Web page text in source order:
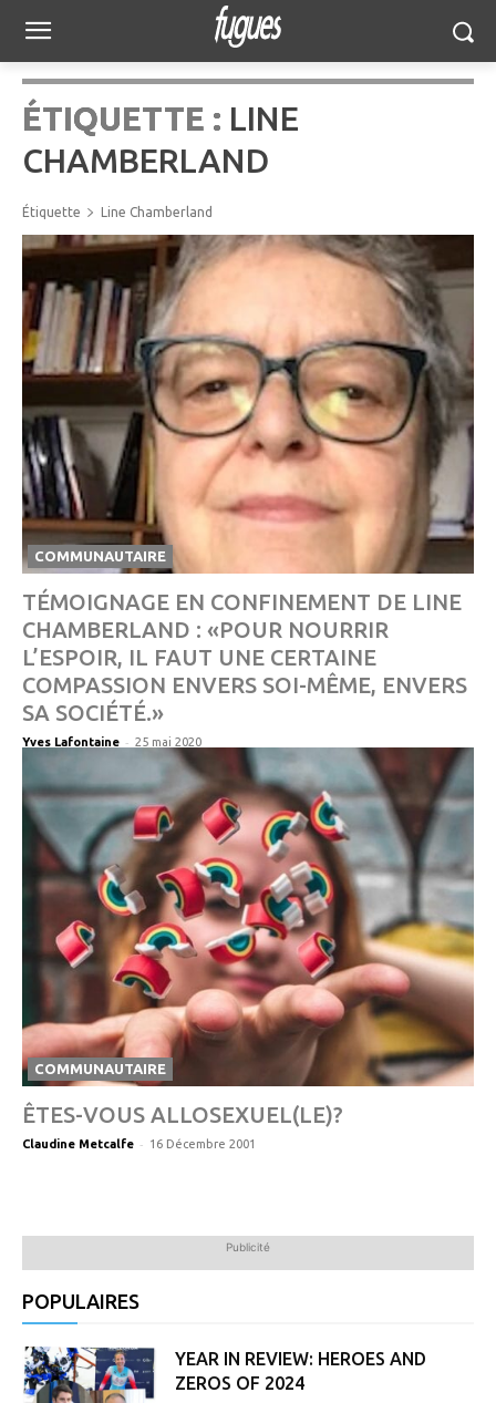
ÉTIQUETTE : LINE
CHAMBERLAND
Étiquette Line Chamberland
COMMUNAUTAIRE
TÉMOIGNAGE EN CONFINEMENT DE LINE
CHAMBERLAND : «POUR NOURRIR
L’ESPOIR, IL FAUT UNE CERTAINE
COMPASSION ENVERS SOI-MÊME, ENVERS
SA SOCIÉTÉ.»
Yves Lafontaine - 25 mai 2020
COMMUNAUTAIRE
ÊTES-VOUS ALLOSEXUEL(LE)?
Claudine Metcalfe - 16 Décembre 2001
Publicité
POPULAIRES
YEAR IN REVIEW: HEROES AND
ZEROS OF 2024